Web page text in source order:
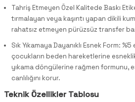
Tahriş Etmeyen Özel Kalitede Baskı
tırmalayan veya kaşıntı yapan dikili
rahatsız etmeyen pürüzsüz transfer
Sık Yıkamaya Dayanıklı Esnek Form:
çocukların beden hareketlerine
yıkama döngülerine rağmen formunu,
canlılığını korur.
Teknik Özellikler Tablosu